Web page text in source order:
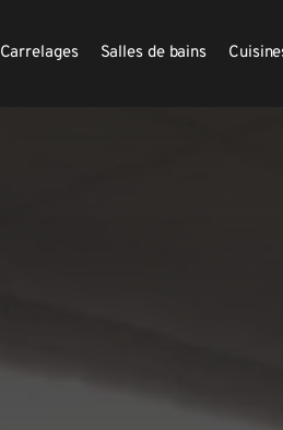
Carrelages Salles de bains